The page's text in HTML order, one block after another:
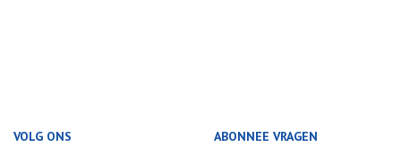
VOLG ONS ABONNEE VRAGEN